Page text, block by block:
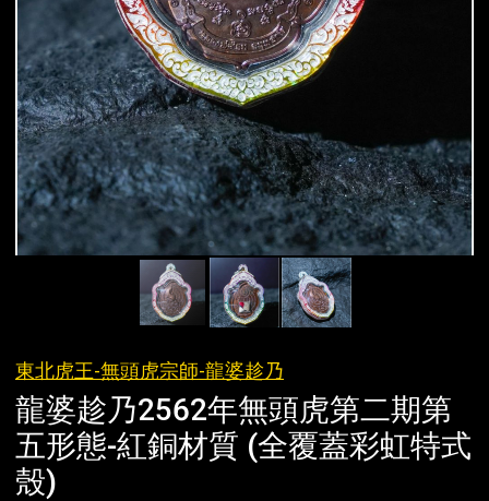
東北虎王-無頭虎宗師-龍婆趁乃
龍婆趁乃2562年無頭虎第二期第
五形態-紅銅材質 (全覆蓋彩虹特式
殼)